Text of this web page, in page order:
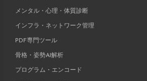
メンタル・心理・体質診断
インフラ・ネットワーク管理
PDF専門ツール
骨格・姿勢AI解析
プログラム・エンコード